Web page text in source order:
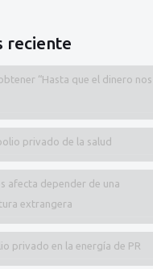
reciente
“Hasta que el dinero nos
privado de la salud
afecta depender de una
extrangera
privado en la energía de PR